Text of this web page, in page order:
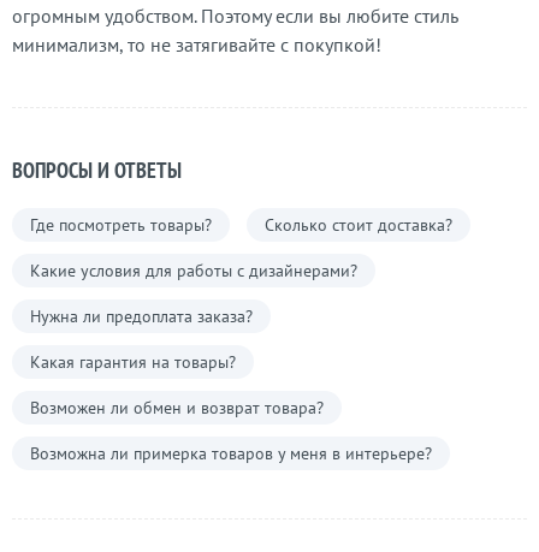
огромным удобством. Поэтому если вы любите стиль
минимализм, то не затягивайте с покупкой!
ВОПРОСЫ И ОТВЕТЫ
Где посмотреть товары? Сколько стоит доставка?
Какие условия для работы с дизайнерами?
Нужна ли предоплата заказа?
Какая гарантия на товары?
Возможен ли обмен и возврат товара?
Возможна ли примерка товаров у меня в интерьере?